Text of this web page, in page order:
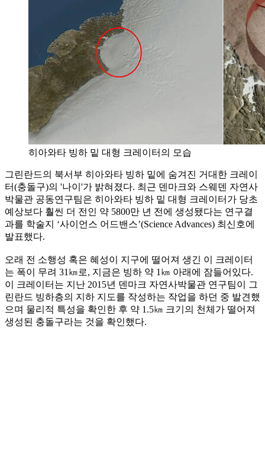
히아와타 빙하 밑 대형 크레이터의 모습
그린란드의 북서부 히아와타 빙하 밑에 숨겨진 거대한 크레이
터(충돌구)의 '나이'가 밝혀졌다. 최근 덴마크와 스웨덴 자연사
박물관 공동연구팀은 히아와타 빙하 밑 대형 크레이터가 당초
예상보다 훨씬 더 전인 약 5800만 년 전에 생성됐다는 연구결
과를 학술지 ‘사이언스 어드밴스’(Science Advances) 최신호에
발표했다.
오래 전 소행성 혹은 혜성이 지구에 떨어져 생긴 이 크레이터
는 폭이 무려 31㎞로, 지금은 빙하 약 1㎞ 아래에 잠들어있다.
이 크레이터는 지난 2015년 덴마크 자연사박물관 연구팀이 그
린란드 빙하층의 지하 지도를 작성하는 작업을 하던 중 발견했
으며 물리적 특성을 확인한 후 약 1.5㎞ 크기의 천체가 떨어져
생성된 충돌구라는 것을 확인했다.